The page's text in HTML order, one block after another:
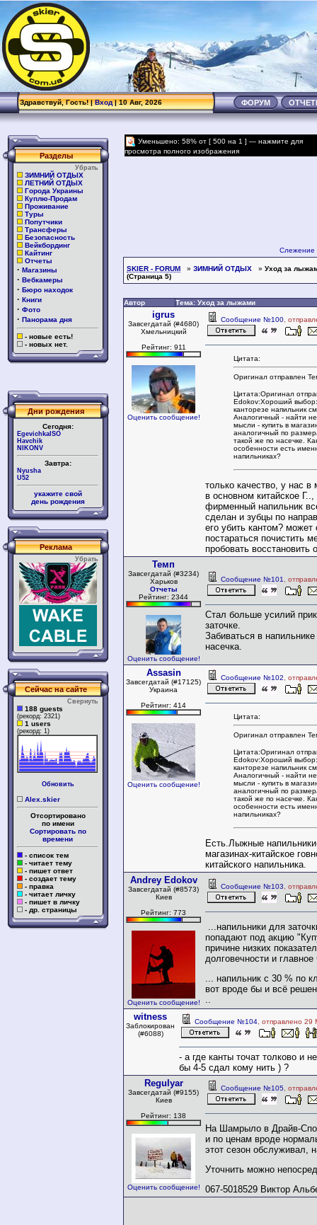
.
Здравствуй, Гость! |Вход| 10 Авг, 2026 ФОРУМ
Разделы
Убрать
ЗИМНИЙ ОТДЫХ
ЛЕТНИЙ ОТДЫХ
Города Украины
Куплю-Продам
Проживание
Туры
Попутчики
Трансферы
Безопасность
Вейкбординг
Кайтинг
Отчеты
· Магазины
· Вебкамеры
· Бюро находок
· Книги
· Фото
· Панорама дня
- новые есть!
- новых нет.
Дни рождения
Сегодня:
EgevichkaISO
Havchik
NIKONV
Завтра:
Nyusha
U52
укажите свой
день рождения
Реклама
Убрать
Сейчас на сайте
Свернуть
188 guests
(рекорд: 2321)
1 users
(рекорд: 1)
Обновить
Alex.skier
Отсортировано
по имени
Сортировать по
времени
- список тем
- читает тему
- пишет ответ
- создает тему
- правка
- читает личку
- пишет в личку
- др. страницы
Уменьшено: 58% от [ 500 на 1 ] — нажмите для
просмотра полного изображения
Слежение
SKIER - FORUM » ЗИМНИЙ ОТДЫХ » Уход за
(Страница 5)
Автор Тема: Уход за лыжами
igrus
Завсегдатай (#4680)
Хмельницкий
Рейтинг: 911
Оценить сообщение!
Сообщение №100 ,
Цитата:
Оригинал отправлен
Цитата:Оригинал
Edokov:Хороший
канторезе напильник
Аналогичный - найти
мысли - купить в
аналогичный по
такой же по насечке.
особенности есть
напильниках?
только качество, у нас в
в основном китайское
фирменный напильник
сделан и зубцы по
его убить кантом? может
постараться почистить
пробовать восстановить
Темп
Завсегдатай (#3234)
Харьков
Отчеты
Рейтинг: 2344
Оценить сообщение!
Сообщение №101 ,
Стал больше усилий
заточке.
Забиваться в
насечка.
Assasin
Завсегдатай (#17125)
Украина
Рейтинг: 414
Оценить сообщение!
Сообщение №102 ,
Цитата:
Оригинал отправлен
Цитата:Оригинал
Edokov:Хороший
канторезе напильник
Аналогичный - найти
мысли - купить в
аналогичный по
такой же по насечке.
особенности есть
напильниках?
Есть.Лыжные
магазинах-китайское
китайского напильника.
Andrey Edokov
Завсегдатай (#8573)
Киев
Рейтинг: 773
Оценить сообщение!
Сообщение №103 ,
...напильники для
попадают под акцию
причине низких
долговечности и
... напильник с 30 % по
вот вроде бы и всё
witness
Заблокирован
(#6088)
Сообщение №104 , отправлено
- а где канты точат толково и
бы 4-5 сдал кому нить ) ?
Regulyar
Завсегдатай (#9155)
Киев
Рейтинг: 138
Оценить сообщение!
Сообщение №105 ,
На Шамрыло в Драйв-
и по ценам вроде
этот сезон обслуживал,
Уточнить можно
067-5018529 Виктор